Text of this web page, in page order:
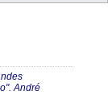
André